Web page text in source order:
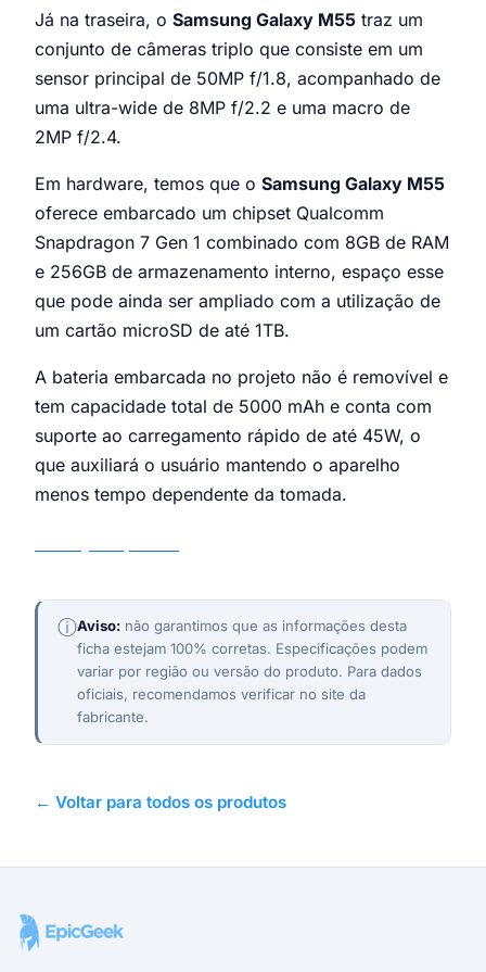
Já na traseira, o Samsung Galaxy M55 traz um
conjunto de câmeras triplo que consiste em um
sensor principal de 50MP f/1.8, acompanhado de
uma ultra-wide de 8MP f/2.2 e uma macro de
2MP f/2.4.
Em hardware, temos que o Samsung Galaxy M55
oferece embarcado um chipset Qualcomm
Snapdragon 7 Gen 1 combinado com 8GB de RAM
e 256GB de armazenamento interno, espaço esse
que pode ainda ser ampliado com a utilização de
um cartão microSD de até 1TB.
A bateria embarcada no projeto não é removível e
tem capacidade total de 5000 mAh e conta com
suporte ao carregamento rápido de até 45W, o
que auxiliará o usuário mantendo o aparelho
menos tempo dependente da tomada.
ⓘAviso:não garantimos que as informações desta
ficha estejam 100% corretas. Especificações podem
variar por região ou versão do produto. Para dados
oficiais, recomendamos verificar no site da
fabricante.
← Voltar para todos os produtos